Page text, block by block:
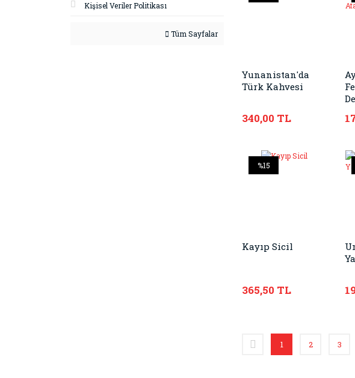
Kişisel Veriler Politikası
Tüm Sayfalar
Yunanistan'da
Türk Kahvesi
340,00 TL
%15
Kayıp Sicil
365,50 TL
1 2 3